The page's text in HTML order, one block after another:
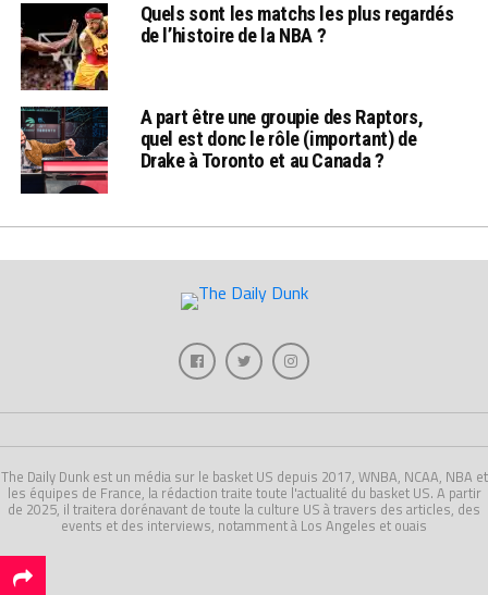
Quels sont les matchs les plus regardés
de l’histoire de la NBA ?
A part être une groupie des Raptors,
quel est donc le rôle (important) de
Drake à Toronto et au Canada ?
The Daily Dunk est un média sur le basket US depuis 2017, WNBA, NCAA, NBA et
les équipes de France, la rédaction traite toute l'actualité du basket US. A partir
de 2025, il traitera dorénavant de toute la culture US à travers des articles, des
events et des interviews, notamment à Los Angeles et ouais